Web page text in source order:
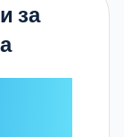
за